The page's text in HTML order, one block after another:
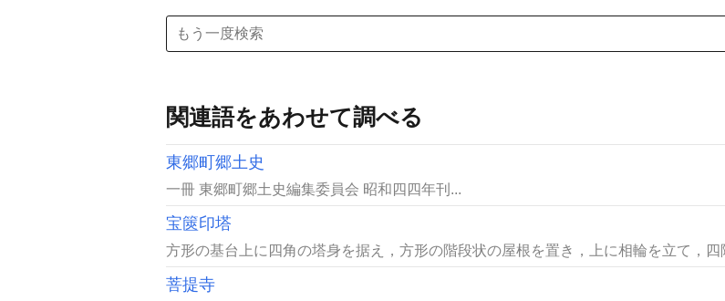
関連語をあわせて調べる
東郷町郷土史
一冊 東郷町郷土史編集委員会 昭和四四年刊...
宝篋印塔
方形の基台上に四角の塔身を据え，方形の階段状の屋根を置き，上に相輪を立て，四
菩提寺